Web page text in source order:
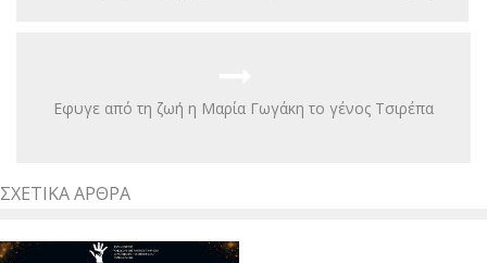
Eφυγε από τη ζωή η Μαρία Γωγάκη το γένος Τσιρέπα
ΣΧΕΤΙΚΆ ΆΡΘΡΑ